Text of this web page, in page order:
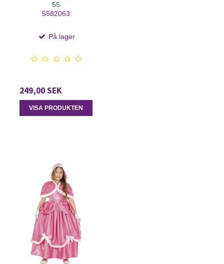
55
5582063
På lager
249,00 SEK
VISA PRODUKTEN